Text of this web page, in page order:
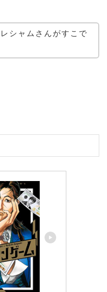
シャムさんがすこで